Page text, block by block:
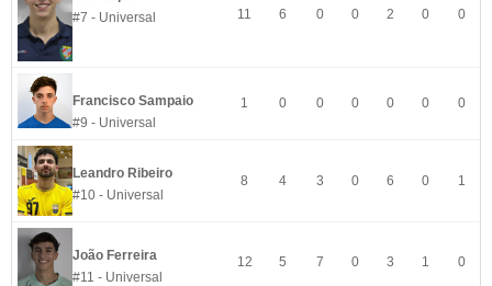
#7 - Universal
11 6 0 0 2 0 0
Francisco Sampaio
#9 - Universal
1 0 0 0 0 0 0
Leandro Ribeiro
#10 - Universal
8 4 3 0 6 0 1
João Ferreira
#11 - Universal
12 5 7 0 3 1 0